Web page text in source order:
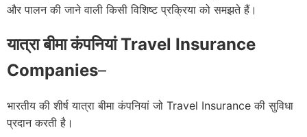
और पालन की जाने वाली किसी विशिष्ट प्रक्रिया को समझते हैं।
यात्रा बीमा कंपनियां Travel Insurance
Companies–
भारतीय की शीर्ष यात्रा बीमा कंपनियां जो Travel Insurance की सुविधा
प्रदान करती है।